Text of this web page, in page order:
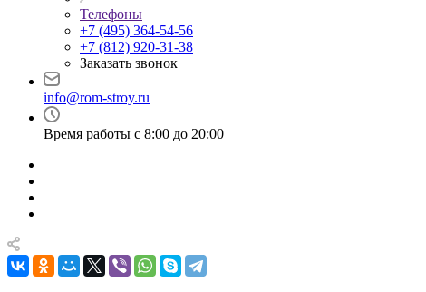
Телефоны
+7 (495) 364-54-56
+7 (812) 920-31-38
Заказать звонок
info@rom-stroy.ru
Время работы с 8:00 до 20:00